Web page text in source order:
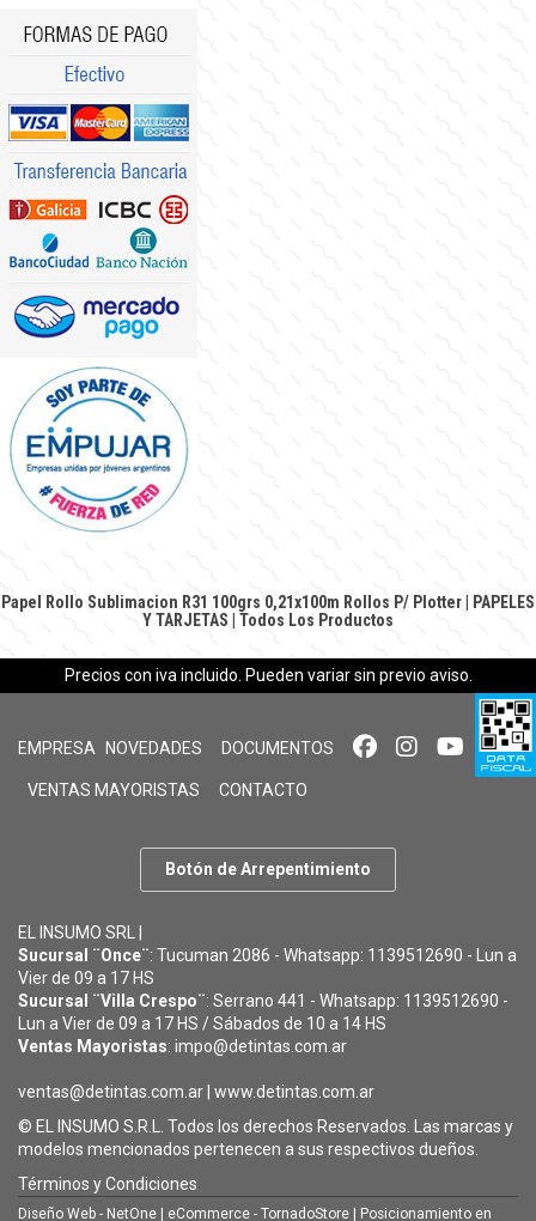
Papel Rollo Sublimacion R31 100grs 0,21x100m Rollos P/ Plotter
PAPELES
Y TARJETAS
Todos Los Productos
Precios con iva incluido. Pueden variar sin previo aviso.
EMPRESA NOVEDADES DOCUMENTOS
VENTAS MAYORISTAS CONTACTO
Botón de Arrepentimiento
EL INSUMO SRL |
Sucursal ¨Once¨: Tucuman 2086 - Whatsapp: 1139512690 - Lun a
Vier de 09 a 17 HS
Sucursal ¨Villa Crespo¨: Serrano 441 - Whatsapp: 1139512690 -
Lun a Vier de 09 a 17 HS / Sábados de 10 a 14 HS
Ventas Mayoristas: impo@detintas.com.ar
ventas@detintas.com.ar www.detintas.com.ar
© EL INSUMO S.R.L. Todos los derechos Reservados. Las marcas y
modelos mencionados pertenecen a sus respectivos dueños.
Términos y Condiciones
Diseño Web - NetOne | eCommerce - TornadoStore | Posicionamiento en